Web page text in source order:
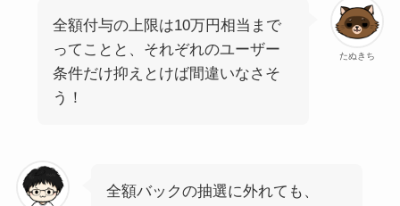
たぬきち
全額付与の上限は10万円相当まで
ってことと、それぞれのユーザー
条件だけ抑えとけば間違いなさそ
う！
全額バックの抽選に外れても、